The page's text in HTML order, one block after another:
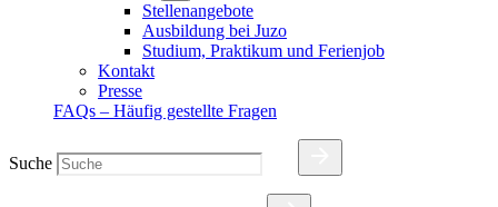
Stellenangebote
Ausbildung bei Juzo
Studium, Praktikum und Ferienjob
Kontakt
Presse
FAQs – Häufig gestellte Fragen
Suche